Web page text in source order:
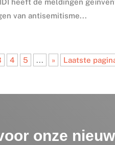
van antisemitisme...
4 5 ... » Laatste
onze